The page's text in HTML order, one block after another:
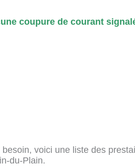
coupure de courant
besoin, voici une liste des
du-Plain.